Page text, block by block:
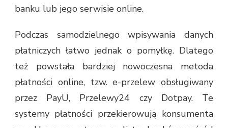
banku lub jego serwisie online.
Podczas samodzielnego wpisywania danych
płatniczych łatwo jednak o pomyłkę. Dlatego
też powstała bardziej nowoczesna metoda
płatności online, tzw. e-przelew obsługiwany
przez PayU, Przelewy24 czy Dotpay. Te
systemy płatności przekierowują konsumenta